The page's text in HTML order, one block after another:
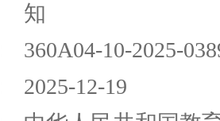
知
360A04-10-2025-
2025-12-19